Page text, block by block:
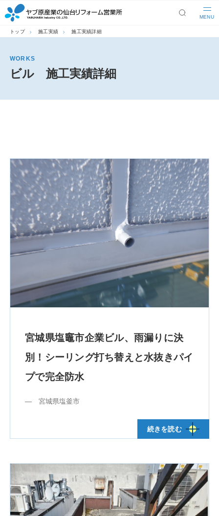
MENU
トップ 施工実績 施工実績詳細
WORKS
ビル 施工実績詳細
宮城県塩竈市企業ビル、雨漏りに決
別！シーリング打ち替えと水抜きパイ
プで完全防水
― 宮城県塩釜市